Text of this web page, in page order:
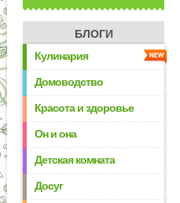
БЛОГИ
Кулинария
Домоводство
Красота и здоровье
Он и она
Детская комната
Досуг